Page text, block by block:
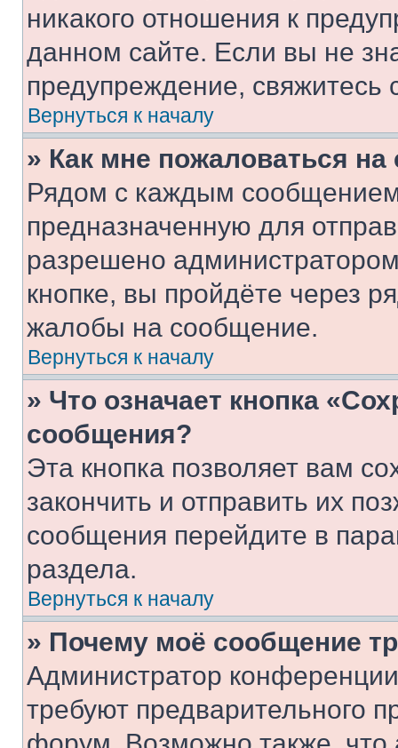
никакого отношения к
данном сайте. Если вы не
предупреждение,
Вернуться к началу
» Как мне пожаловаться
Рядом с каждым сообщением
предназначенную для
разрешено
кнопке, вы пройдёте через
жалобы на сообщение.
Вернуться к началу
» Что означает кнопка
сообщения?
Эта кнопка позволяет вам
закончить и отправить их
сообщения перейдите в
раздела.
Вернуться к началу
» Почему моё сообщение
Администратор
требуют предварительного